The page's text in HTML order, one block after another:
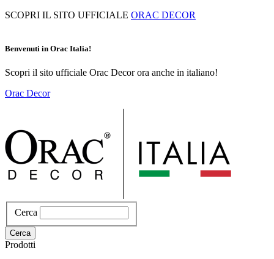
Salta
principale
SCOPRI IL SITO UFFICIALE ORAC DECOR
Benvenuti in Orac Italia!
Scopri il sito ufficiale Orac Decor ora anche in italiano!
Orac Decor
Cerca
Cerca
Prodotti